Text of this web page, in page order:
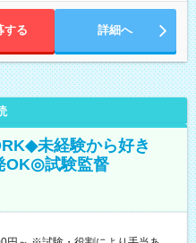
する 詳細へ
未経験から好き
OK◎試験監督